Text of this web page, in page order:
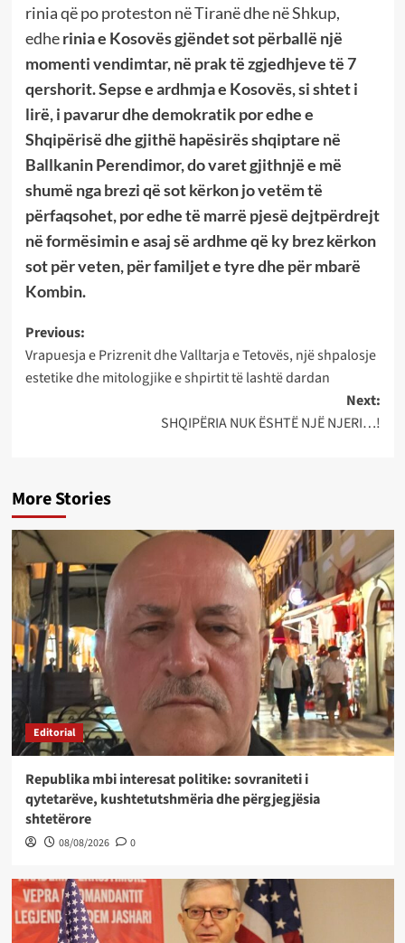
rinia që po proteston në Tiranë dhe në Shkup,
edherinia e Kosovës gjëndet sot përballë një
momenti vendimtar, në prak të zgjedhjeve të 7
qershorit. Sepse e ardhmja e Kosovës, si shtet i
lirë, i pavarur dhe demokratik por edhe e
Shqipërisë dhe gjithë hapësirës shqiptare në
Ballkanin Perendimor, do varet gjithnjë e më
shumë nga brezi që sot kërkon jo vetëm të
përfaqsohet, por edhe të marrë pjesë dejtpërdrejt
në formësimin e asaj së ardhme që ky brez kërkon
sot për veten, për familjet e tyre dhe për mbarë
Kombin.
Post
navigation
Previous:
Vrapuesja e Prizrenit dhe Valltarja e Tetovës, një shpalosje
estetike dhe mitologjike e shpirtit të lashtë dardan
Next:
SHQIPËRIA NUK ËSHTË NJË NJERI…!
More Stories
Editorial
Republika mbi interesat politike: sovraniteti i
qytetarëve, kushtetutshmëria dhe përgjegjësia
shtetërore
08/08/2026 0